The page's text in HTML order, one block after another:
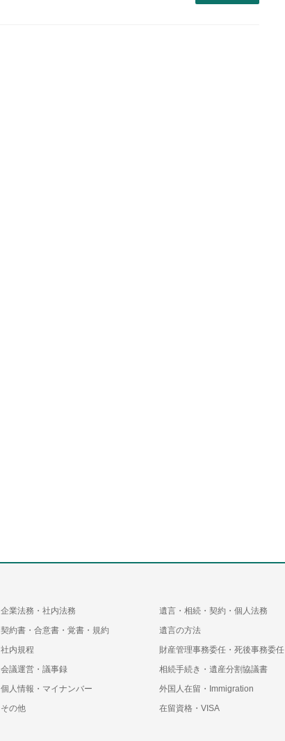
企業法務・社内法務
契約書・合意書・覚書・規約
社内規程
会議運営・議事録
個人情報・マイナンバー
その他
遺言・相続・契約・個人法務
遺言の方法
財産管理事務委任・死後事務委任
相続手続き・遺産分割協議書
外国人在留・Immigration
在留資格・VISA